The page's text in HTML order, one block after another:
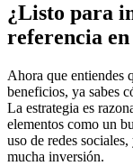
¿Listo para
referencia
Ahora que entiendes
beneficios, ya sabes
La estrategia es
elementos como un
uso de redes
mucha inversión.